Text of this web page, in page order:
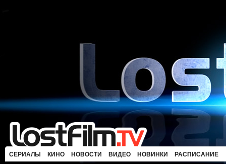
СЕРИАЛЫ КИНО НОВОСТИ ВИДЕО НОВИНКИ РАСПИСАНИЕ